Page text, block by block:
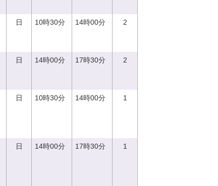
日 10時30分 14時00分 2
日 14時00分 17時30分 2
日 10時30分 14時00分 1
日 14時00分 17時30分 1